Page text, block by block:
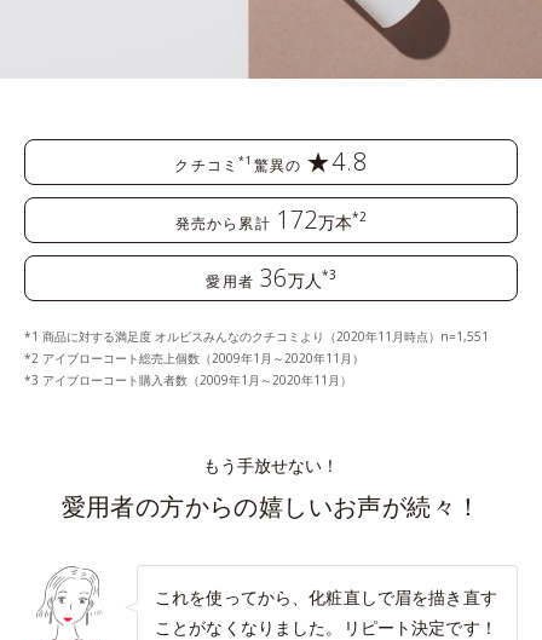
クチコミ*1 驚異の ★4.8
発売から累計 172万本*2
愛用者 36万人*3
商品に対する満足度 オルビスみんなのクチコミより（2020年11月時点）n=1,551
アイブローコート総売上個数（2009年1月～2020年11月）
アイブローコート購入者数（2009年1月～2020年11月）
もう手放せない！
愛用者の方からの嬉しいお声が続々！
これを使ってから、化粧直しで眉を描き直す
ことがなくなりました。リピート決定です！